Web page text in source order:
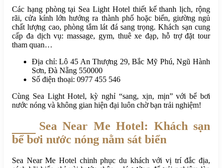
Các hạng phòng tại Sea Light Hotel thiết kế thanh lịch, rộng
rãi, cửa kính lớn hướng ra thành phố hoặc biển, giường ngủ
chất lượng cao, phòng tắm lát đá sang trọng. Khách sạn cung
cấp đa dịch vụ: massage, gym, thuê xe đạp, hỗ trợ đặt tour
tham quan…
Địa chỉ: Lô 45 An Thượng 29, Bắc Mỹ Phú, Ngũ Hành
Sơn, Đà Nẵng 550000
Số điện thoại: 0977 455 546
Cùng Sea Light Hotel, kỳ nghỉ “sang, xịn, mịn” với bể bơi
nước nóng và không gian hiện đại luôn chờ bạn trải nghiệm!
Sea Near Me Hotel: Khách sạn
bể bơi nước nóng nằm sát biển
Sea Near Me Hotel chinh phục du khách với vị trí đắc địa,